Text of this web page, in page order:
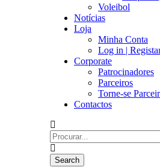
Voleibol
Notícias
Loja
Minha Conta
Log in |
Corporate
Patrocinadores
Parceiros
Torne-se
Contactos